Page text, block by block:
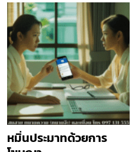
หมิ่นประมาทด้วยการ